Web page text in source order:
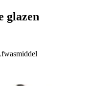
glazen